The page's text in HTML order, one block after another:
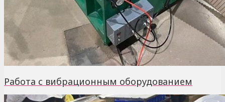
Работа с вибрационным оборудованием